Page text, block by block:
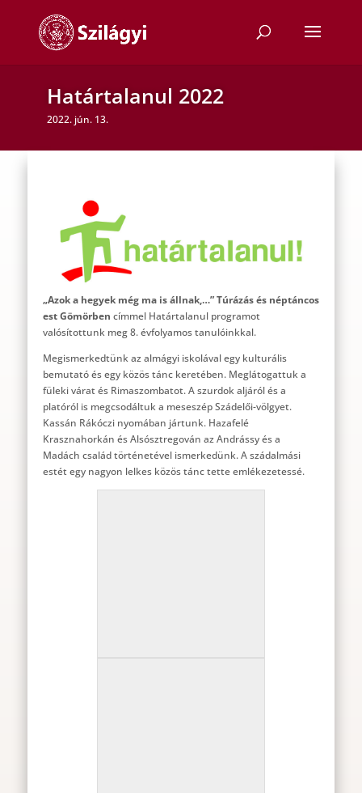
Határtalanul 2022
2022. jún. 13.
„Azok a hegyek még ma is állnak,…” Túrázás és néptáncos
est Gömörben címmel Határtalanul programot
valósítottunk meg 8. évfolyamos tanulóinkkal.
Megismerkedtünk az almágyi iskolával egy kulturális
bemutató és egy közös tánc keretében. Meglátogattuk a
füleki várat és Rimaszombatot. A szurdok aljáról és a
platóról is megcsodáltuk a meseszép Szádelői-völgyet.
Kassán Rákóczi nyomában jártunk. Hazafelé
Krasznahorkán és Alsósztregován az Andrássy és a
Madách család történetével ismerkedünk. A szádalmási
estét egy nagyon lelkes közös tánc tette emlékezetessé.